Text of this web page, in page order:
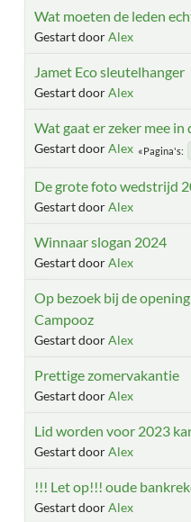
Wat moeten de leden
Gestart doorAlex
Jamet Eco sleutelhanger
Gestart doorAlex
Wat gaat er zeker mee
Gestart doorAlex Pagina's
De grote foto wedstrijd
Gestart doorAlex
Winnaar slogan 2024
Gestart doorAlex
Op bezoek bij de
Campooz
Gestart doorAlex
Prettige zomervakantie
Gestart doorAlex
Lid worden voor 2023
Gestart doorAlex
!!! Let op!!! oude
Gestart doorAlex